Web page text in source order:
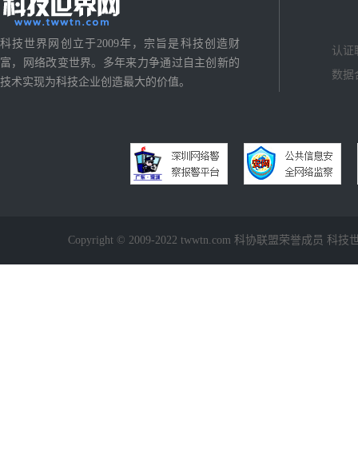
科技世界网创立于2009年，宗旨是科技创造财
富，网络改变世界。多年来力争通过自主创新的
技术实现为科技企业创造最大的价值。
认证
数据
Copyright © 2009-2022 twwtn.com 科协联盟荣誉成员 科